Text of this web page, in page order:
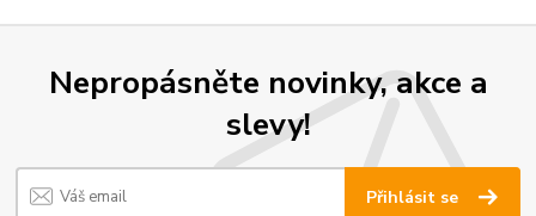
Nepropásněte novinky, akce a
slevy!
Přihlásit se